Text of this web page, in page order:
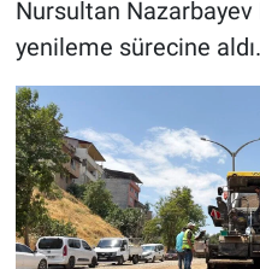
Nursultan Nazarbayev
yenileme sürecine aldı.